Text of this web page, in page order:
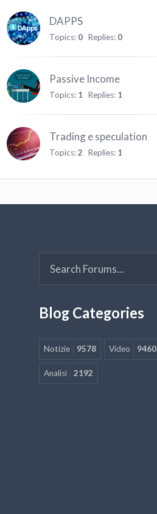
DAPPS
Topics: 0 Replies: 0
Passive Income
Topics: 1 Replies: 1
Trading e speculation
Topics:2 Replies: 1
Blog Categories
Notizie 9578 Video 9460
Analisi 2192